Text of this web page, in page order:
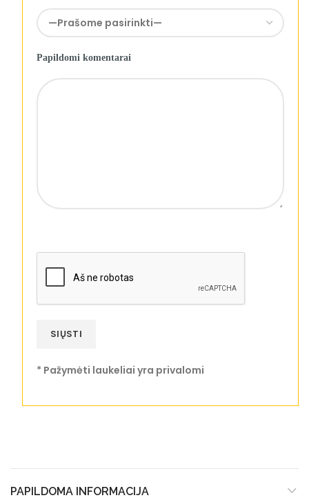
Papildomi komentarai
* Pažymėti laukeliai yra privalomi
PAPILDOMA INFORMACIJA